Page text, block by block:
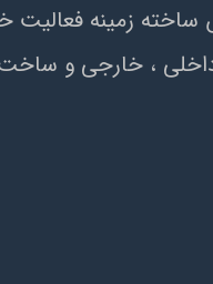
چوبي پيش ساخته
، خارجي و ساخت